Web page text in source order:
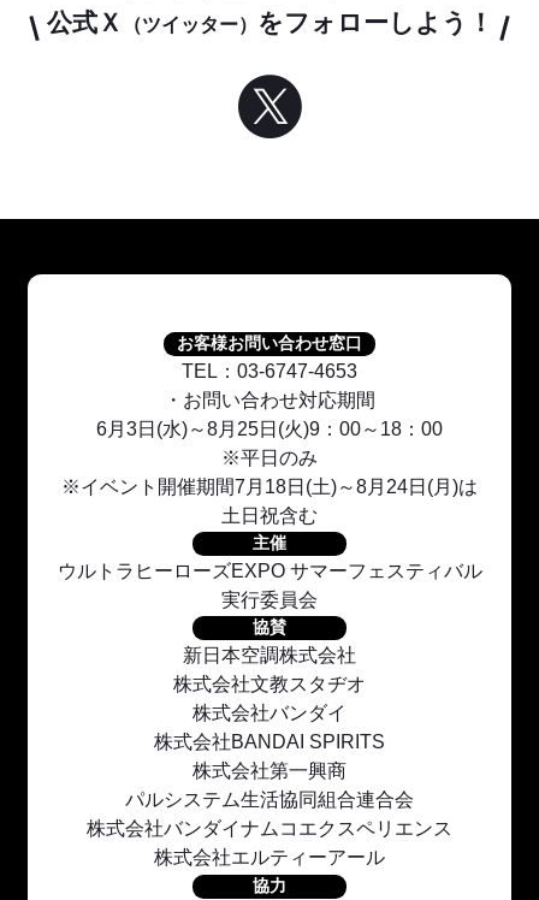
公式Ｘ
（ツイッター） をフォローしよう！
お客様お問い合わせ窓口
TEL：03-6747-4653
・お問い合わせ対応期間
6月3日(水)～8月25日(火)9：00～18：00
※平日のみ
※イベント開催期間7月18日(土)～8月24日(月)は
土日祝含む
主催
ウルトラヒーローズEXPO サマーフェスティバル
実行委員会
協賛
新日本空調株式会社
株式会社文教スタヂオ
株式会社バンダイ
株式会社BANDAI SPIRITS
株式会社第一興商
パルシステム生活協同組合連合会
株式会社バンダイナムコエクスペリエンス
株式会社エルティーアール
協力